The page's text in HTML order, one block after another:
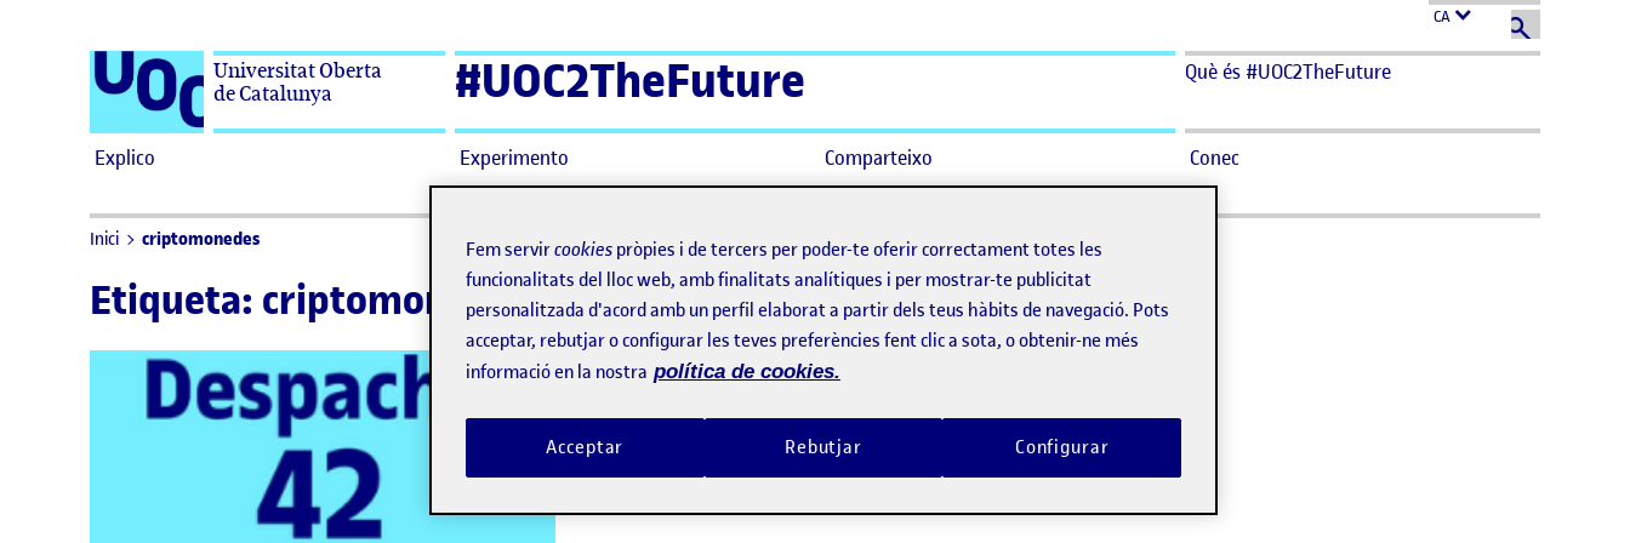
CA
Universitat Oberta
de Catalunya
#UOC2TheFuture Què és #UOC2TheFuture
Explico Experimento Comparteixo Conec
Inici criptomonedes
Etiqueta: criptomonedes
Fem servircookies pròpies i de tercers per poder-te oferir correctament totes les
funcionalitats del lloc web, amb finalitats analítiques i per mostrar-te publicitat
personalitzada d'acord amb un perfil elaborat a partir dels teus hàbits de navegació. Pots
acceptar, rebutjar o configurar les teves preferències fent clic a sota, o obtenir-ne més
informació en la nostra política de cookies.
Rebutjar
Acceptar Configurar